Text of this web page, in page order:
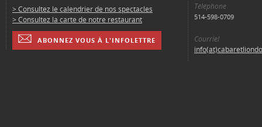
> Consultez le calendrier de nos spectacles
> Consultez la carte de notre restaurant
ABONNEZ VOUS À L'INFOLETTRE
Téléphone
514-598-0709
Courriel